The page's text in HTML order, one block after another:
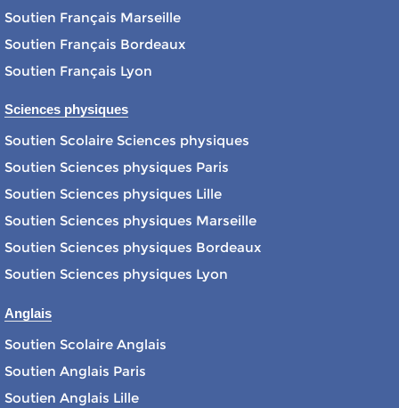
Soutien Français Marseille
Soutien Français Bordeaux
Soutien Français Lyon
Sciences physiques
Soutien Scolaire Sciences physiques
Soutien Sciences physiques Paris
Soutien Sciences physiques Lille
Soutien Sciences physiques Marseille
Soutien Sciences physiques Bordeaux
Soutien Sciences physiques Lyon
Anglais
Soutien Scolaire Anglais
Soutien Anglais Paris
Soutien Anglais Lille